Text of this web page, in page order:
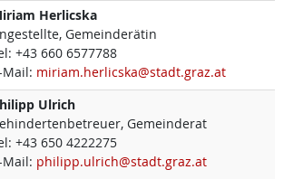
Herlicska
Gemeinderätin
+43 660 6577788
Mail: miriam.herlicska@stadt.graz.at
Ulrich
Gemeinderat
+43 650 4222275
Mail: philipp.ulrich@stadt.graz.at